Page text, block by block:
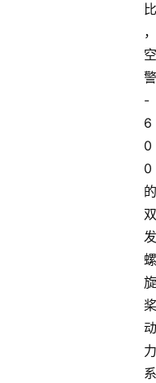
比
，
空
警
-
6
0
0
的
双
发
螺
旋
桨
动
力
系